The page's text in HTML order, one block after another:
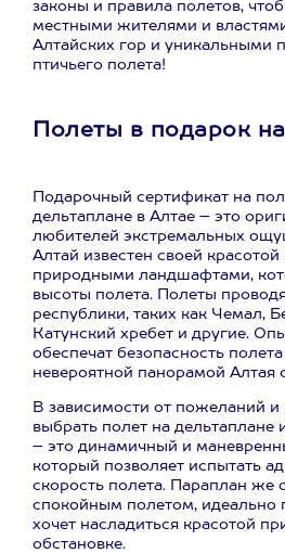
законы и правила полетов,
местными жителями и
Алтайских гор и уникальными
птичьего полета!
Полеты в подарок
Подарочный сертификат на
дельтаплане в Алтае – это
любителей экстремальных
Алтай известен своей
природными ландшафтами,
высоты полета. Полеты
республики, таких как Чемал,
Катунский хребет и другие.
обеспечат безопасность
невероятной панорамой Алтая
В зависимости от пожеланий
выбрать полет на дельтаплане
– это динамичный и
который позволяет испытать
скорость полета. Параплан же
спокойным полетом, идеально
хочет насладиться красотой
обстановке.